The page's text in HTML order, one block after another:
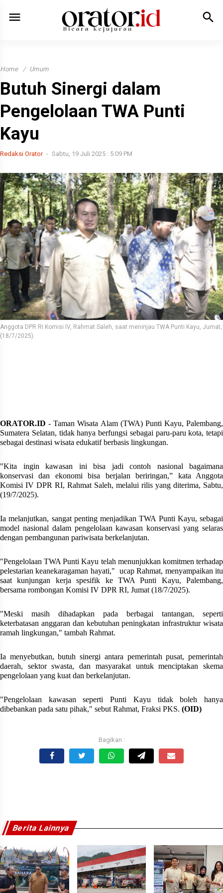
menu search
Home Umum
Butuh Sinergi dalam
Pengelolaan TWA Punti
Kayu
Redaksi Orator Sabtu, 19 Juli 2025 : 5:09 PM
Anggota DPR RI Komisi IV, Rahmat Saleh, saat meninjau TWA Punti Kayu, Jumat,
(18/7/2025).
ORATOR.ID - Taman Wisata Alam (TWA) Punti Kayu, Palembang,
Sumatera Selatan, tidak hanya berfungsi sebagai paru-paru kota, tetapi
sebagai destinasi wisata edukatif berbasis lingkungan.
"Kita ingin kawasan ini bisa jadi contoh nasional bagaimana
konservasi dan ekonomi bisa berjalan beriringan,” kata Anggota
Komisi IV DPR RI, Rahmat Saleh, melalui rilis yang diterima, Sabtu,
(19/7/2025).
Ia melanjutkan, sangat penting menjadikan TWA Punti Kayu, sebagai
model nasional dalam pengelolaan kawasan konservasi yang selaras
dengan pembangunan pariwisata berkelanjutan.
"Pengelolaan TWA Punti Kayu telah menunjukkan komitmen terhadap
pelestarian keanekaragaman hayati," ucap Rahmat, menyampaikan itu
saat kunjungan kerja spesifik ke TWA Punti Kayu, Palembang,
bersama rombongan Komisi IV DPR RI, Jumat (18/7/2025).
"Meski masih dihadapkan pada berbagai tantangan, seperti
keterbatasan anggaran dan kebutuhan peningkatan infrastruktur wisata
ramah lingkungan," tambah Rahmat.
Ia menyebutkan, butuh sinergi antara pemerintah pusat, pemerintah
daerah, sektor swasta, dan masyarakat untuk menciptakan skema
pengelolaan yang kuat dan berkelanjutan.
"Pengelolaan kawasan seperti Punti Kayu tidak boleh hanya
dibebankan pada satu pihak," sebut Rahmat, Fraksi PKS. (OID)
Berita Lainnya